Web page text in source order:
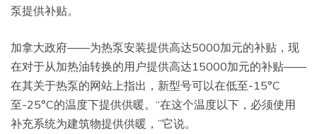
泵提供补贴。
加拿大政府——为热泵安装提供高达5000加元的补贴，现
在对于从加热油转换的用户提供高达15000加元的补贴——
在其关于热泵的网站上指出，新型号可以在低至-15°C
至-25°C的温度下提供供暖。“在这个温度以下，必须使用
补充系统为建筑物提供供暖，”它说。